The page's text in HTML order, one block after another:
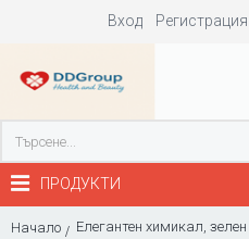
Вход Регистрация
ПРОДУКТИ
Начало Елегантен химикал, зелен